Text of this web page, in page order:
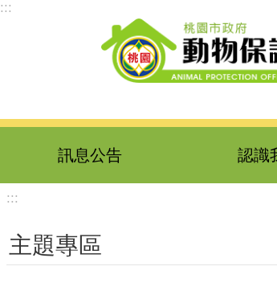
跳到主要內容區塊
:::
訊息公告 認識
:::
主題專區